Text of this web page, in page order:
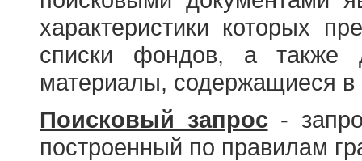
характеристики которых
списки фондов, а также
материалы, содержащиеся в
Поисковый запрос-
построенный по правилам